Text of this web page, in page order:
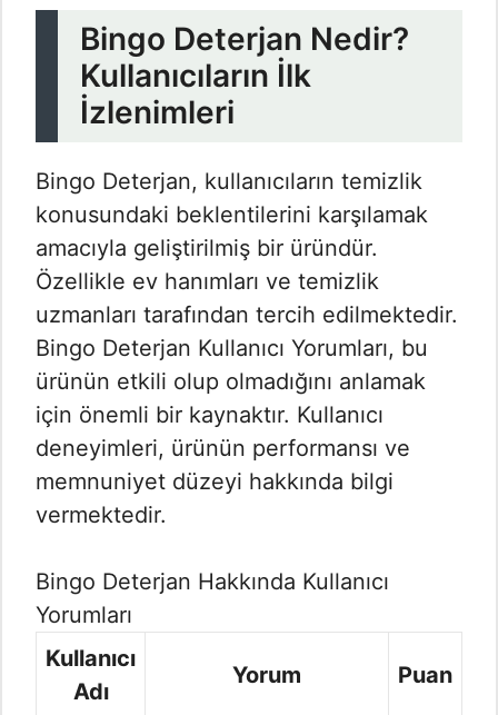
Bingo Deterjan Nedir?
Kullanıcıların İlk
İzlenimleri
Bingo Deterjan, kullanıcıların temizlik
konusundaki beklentilerini karşılamak
amacıyla geliştirilmiş bir üründür.
Özellikle ev hanımları ve temizlik
uzmanları tarafından tercih edilmektedir.
Bingo Deterjan Kullanıcı Yorumları​, bu
ürünün etkili olup olmadığını anlamak
için önemli bir kaynaktır. Kullanıcı
deneyimleri, ürünün performansı ve
memnuniyet düzeyi hakkında bilgi
vermektedir.
Bingo Deterjan Hakkında Kullanıcı
Yorumları
Kullanıcı
Adı
Yorum Puan